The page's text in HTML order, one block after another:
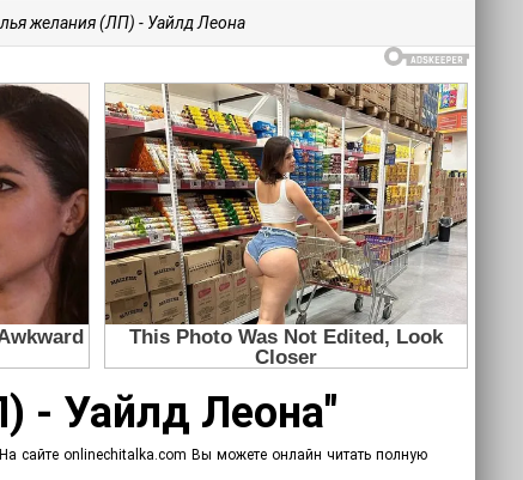
желания (ЛП) - Уайлд Леона
- Уайлд Леона"
сайте onlinechitalka.com Вы можете онлайн читать полную